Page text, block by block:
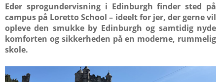
Eder sprogundervisning i Edinburgh finder sted på
campus på Loretto School – ideelt for jer, der gerne vil
opleve den smukke by Edinburgh og samtidig nyde
komforten og sikkerheden på en moderne, rummelig
skole.